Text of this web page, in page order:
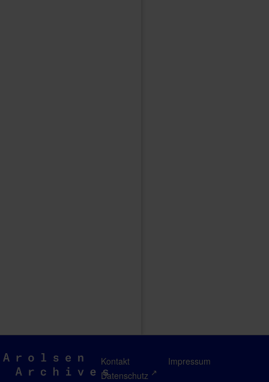
Arolsen
Archives
Kontakt
Impressum
Datenschutz